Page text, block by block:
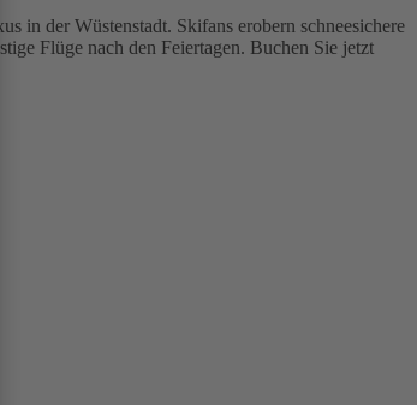
in der Wüstenstadt. Skifans erobern schneesichere
Flüge nach den Feiertagen. Buchen Sie jetzt